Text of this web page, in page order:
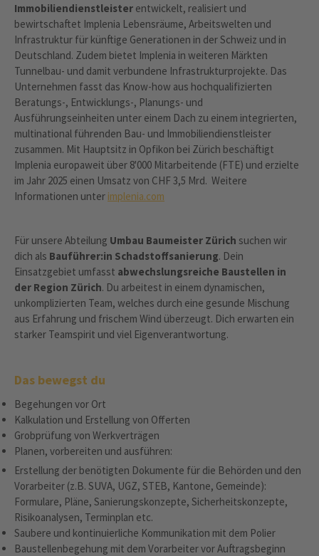
Immobiliendienstleister entwickelt, realisiert und
bewirtschaftet Implenia Lebensräume, Arbeitswelten und
Infrastruktur für künftige Generationen in der Schweiz und in
Deutschland. Zudem bietet Implenia in weiteren Märkten
Tunnelbau- und damit verbundene Infrastrukturprojekte. Das
Unternehmen fasst das Know-how aus hochqualifizierten
Beratungs-, Entwicklungs-, Planungs- und
Ausführungseinheiten unter einem Dach zu einem integrierten,
multinational führenden Bau- und Immobiliendienstleister
zusammen. Mit Hauptsitz in Opfikon bei Zürich beschäftigt
Implenia europaweit über 8'000 Mitarbeitende (FTE) und erzielte
im Jahr 2025 einen Umsatz von CHF 3,5 Mrd. Weitere
Informationen unter implenia.com
Für unsere Abteilung Umbau Baumeister Zürich suchen wir
dich als Bauführer:in Schadstoffsanierung. Dein
Einsatzgebiet umfasst abwechslungsreiche Baustellen in
der Region Zürich. Du arbeitest in einem dynamischen,
unkomplizierten Team, welches durch eine gesunde Mischung
aus Erfahrung und frischem Wind überzeugt. Dich erwarten ein
starker Teamspirit und viel Eigenverantwortung.
Das bewegst du
Begehungen vor Ort
Kalkulation und Erstellung von Offerten
Grobprüfung von Werkverträgen
Planen, vorbereiten und ausführen:
Erstellung der benötigten Dokumente für die Behörden und den
Vorarbeiter (z.B. SUVA, UGZ, STEB, Kantone, Gemeinde):
Formulare, Pläne, Sanierungskonzepte, Sicherheitskonzepte,
Risikoanalysen, Terminplan etc.
Saubere und kontinuierliche Kommunikation mit dem Polier
Baustellenbegehung mit dem Vorarbeiter vor Auftragsbeginn